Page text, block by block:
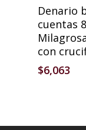
Añadir
Denario
cuentas
con
$6,063